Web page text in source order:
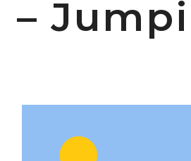
–